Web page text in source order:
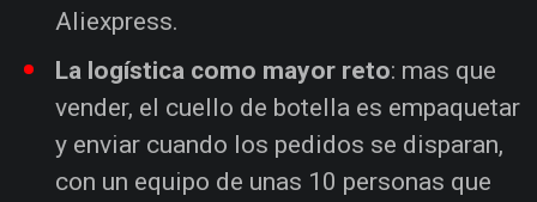
Aliexpress.
La logística como mayor reto: mas que
vender, el cuello de botella es empaquetar
y enviar cuando los pedidos se disparan,
con un equipo de unas 10 personas que